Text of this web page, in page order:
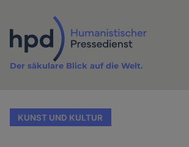
Inhalt
Der säkulare Blick auf die Welt.
KUNST UND KULTUR